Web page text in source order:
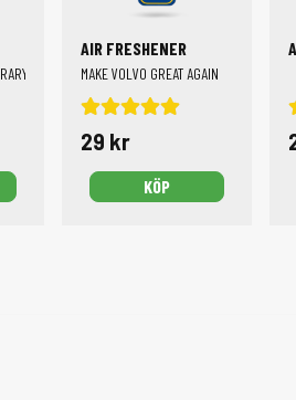
AIR FRESHENER
MAKE VOLVO GREAT AGAIN
29 kr
KÖP